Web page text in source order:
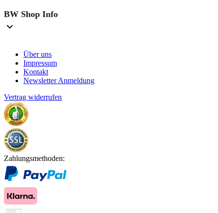
BW Shop Info
Über uns
Impressum
Kontakt
Newsletter Anmeldung
Vertrag widerrufen
Zahlungsmethoden: